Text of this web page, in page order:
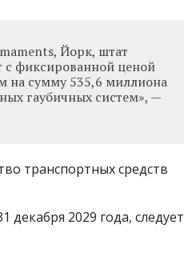
Йорк, штат
с фиксированной ценой
на сумму 535,6 миллиона
гаубичных систем», —
транспортных средств
2029 года, следует